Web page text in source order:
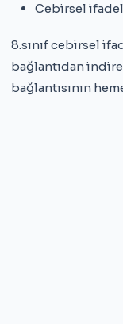
Cebirsel
8.sınıf cebirsel
bağlantıdan
bağlantısının